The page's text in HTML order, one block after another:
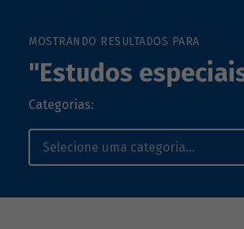
MOSTRANDO RESULTADOS PARA
"Estudos
Categorias: